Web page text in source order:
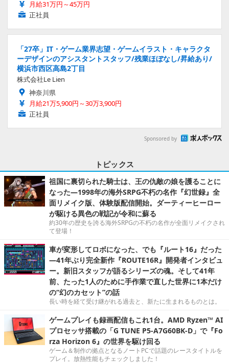
月給31万円～45万円
正社員
「27卒」IT・ゲーム業界志望・ゲームイラスト・キャラクタ
ーデザインのアシスタントスタッフ/残業ほぼなし/昇給あり/
横浜市西区高島2丁目
株式会社Le Lien
神奈川県
月給21万5,900円～30万3,900円
正社員
Sponsored by
トピックス
祖国に裏切られた騎士は、王の仇敵の娘を護ることに
なった―1998年の海外SRPG不朽の名作『幻世録』全
面リメイク版、体験版配信開始。ダーティーヒーロー
が駆ける異色の戦記が令和に蘇る
約30年の歴史を誇る海外SRPGの不朽の名作が全面リメイクされ
て登場！
車が変形してロボになった、でも『ルート16』だった
―41年ぶり完全新作『ROUTE16R』開発者インタビュ
ー。新旧スタッフが語るシリーズの魂。そして41年
前、たった1人のために手作業で直した世界に1本だけ
の“幻のカセット”の話
長い時を経て受け継がれる過去と、新たに生まれるものとは。
ゲームプレイも録画配信もこれ1台。AMD Ryzen™ AI
プロセッサ搭載の「G TUNE P5-A7G60BK-D」で『Fo
rza Horizon 6』の世界を駆け回る
ゲーム＆制作の拠点となるノートPCで話題のレースタイトルを
プレイ。放熱性能もチェックしました！